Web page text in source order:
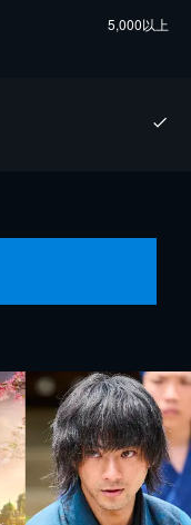
5,000以上